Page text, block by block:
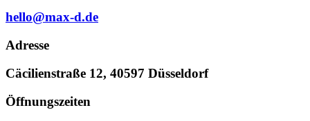
hello@max-d.de
Adresse
Cäcilienstraße 12, 40597 Düsseldorf
Öffnungszeiten